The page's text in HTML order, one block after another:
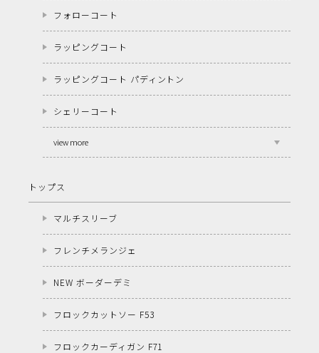
フォローコート
ラッピングコート
ラッピングコート パディントン
シェリーコート
view more
トップス
マルチスリーブ
フレンチメランジェ
NEW ボーダーデミ
フロックカットソー F53
フロックカーディガン F71